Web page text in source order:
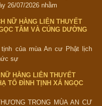
26/07/2026 nhằm
NỮ HẰNG LIÊN THUYẾT
TÂM VÀ CÚNG DƯỜNG
tịnh của mùa An cư Phật lịch
sự
HẰNG LIÊN THUYẾT
TỔ ĐÌNH TỊNH XÁ NGỌC
TRONG MÙA AN CƯ